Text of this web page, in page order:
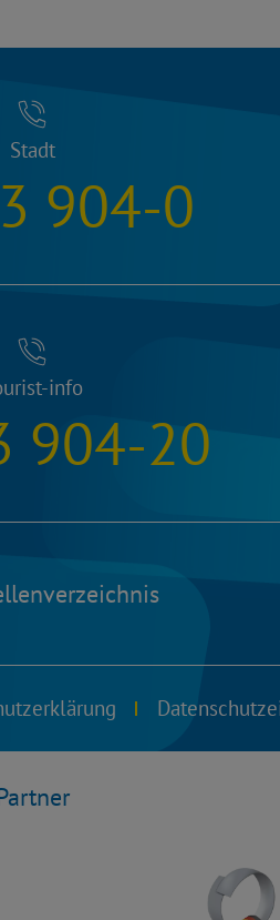
Stadt
904-0
info
904-20